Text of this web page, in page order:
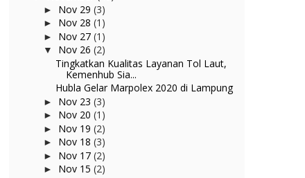
► Nov 29 (3)
► Nov 28 (1)
► Nov 27 (1)
▼ Nov 26 (2)
Tingkatkan Kualitas Layanan Tol Laut,
Kemenhub Sia...
Hubla Gelar Marpolex 2020 di Lampung
► Nov 23 (3)
► Nov 20 (1)
► Nov 19 (2)
► Nov 18 (3)
► Nov 17 (2)
► Nov 15 (2)